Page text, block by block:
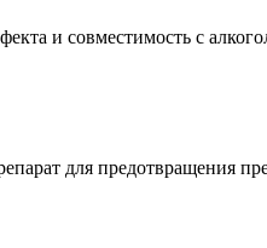
и совместимость с
для предотвращения